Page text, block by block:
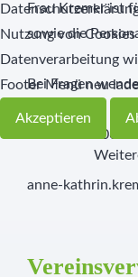
Frau Kremer ist
sowie die
Bei Fragen
Tel.: 0711-
anne-
Nutzung von
Datenverarbeitung
Footer Menü neu
Akzeptieren